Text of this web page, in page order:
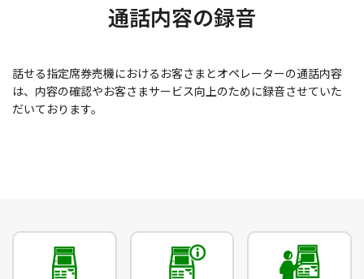
通話内容の録音
話せる指定席券売機におけるお客さまとオペレーターの通話内容
は、内容の確認やお客さまサービス向上のために録音させていた
だいております。